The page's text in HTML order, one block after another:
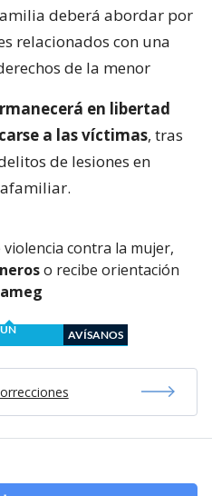
deberá abordar por
relacionados con una
de la menor
en libertad
a las víctimas, tras
de lesiones en
contra la mujer,
o recibe orientación
AVÍSANOS